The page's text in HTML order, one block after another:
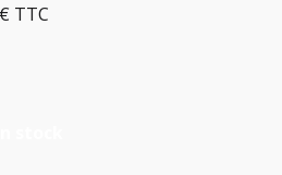
TTC